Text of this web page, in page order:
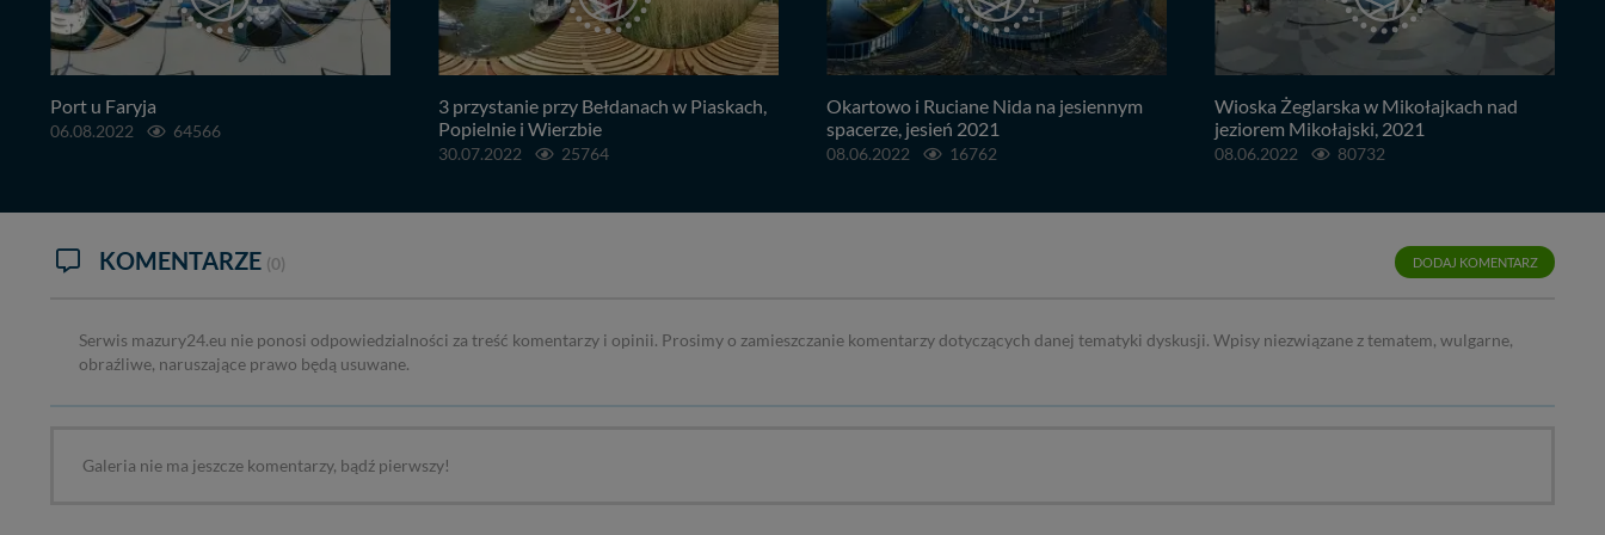
Port u Faryja
06.08.2022 64566
3 przystanie przy Bełdanach w Piaskach,
Popielnie i Wierzbie
30.07.2022 25764
Okartowo i Ruciane Nida na jesiennym
spacerze, jesień 2021
08.06.2022 16762
Wioska Żeglarska w Mikołajkach nad
jeziorem Mikołajski, 2021
08.06.2022 80732
KOMENTARZE (0) DODAJ KOMENTARZ
Serwis mazury24.eu nie ponosi odpowiedzialności za treść komentarzy i opinii. Prosimy o zamieszczanie komentarzy dotyczących danej tematyki dyskusji. Wpisy niezwiązane z tematem, wulgarne,
obraźliwe, naruszające prawo będą usuwane.
Galeria nie ma jeszcze komentarzy, bądź pierwszy!